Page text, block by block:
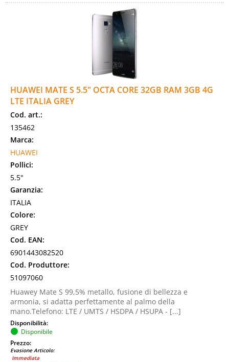
HUAWEI MATE S 5.5" OCTA CORE 32GB RAM 3GB 4G
LTE ITALIA GREY
Cod. art.:
135462
Marca:
HUAWEI
Pollici:
5.5"
Garanzia:
ITALIA
Colore:
GREY
Cod. EAN:
6901443082520
Cod. Produttore:
51097060
Huawey Mate S 99,5% metallo, fusione di bellezza e
armonia, si adatta perfettamente al palmo della
mano.Telefono: LTE / UMTS / HSDPA / HSUPA - [...]
Disponibilità:
Disponibile
Prezzo:
Evasione Articolo:
Immediata